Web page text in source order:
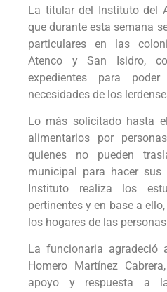
La titular del Instituto del
que durante esta semana
particulares en las
Atenco y San Isidro,
expedientes para
necesidades de los
Lo más solicitado hasta
alimentarios por
quienes no pueden
municipal para hacer
Instituto realiza los
pertinentes y en base a
los hogares de las
La funcionaria agradeció
Homero Martínez
apoyo y respuesta a